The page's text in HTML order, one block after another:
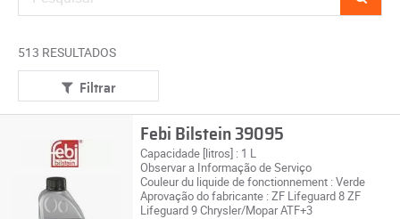
513 RESULTADOS
Filtrar
Febi Bilstein 39095
Capacidade [litros] : 1 L
Observar a Informação de Serviço
Couleur du liquide de fonctionnement : Verde
Aprovação do fabricante : ZF Lifeguard 8 ZF
Lifeguard 9 Chrysler/Mopar ATF+3